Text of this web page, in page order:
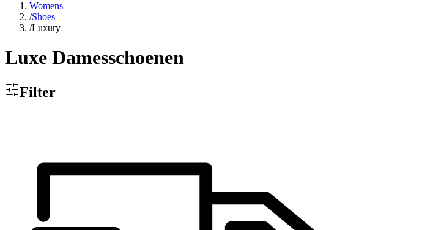
Womens
/Shoes
/Luxury
Luxe Damesschoenen
Filter